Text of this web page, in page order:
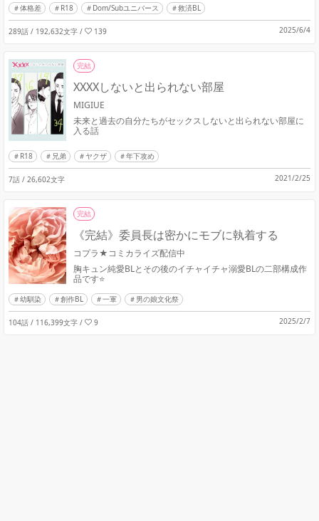
体格差 R18 Dom/Subユニバース 救済BL
289話 / 192,632文字 / 139 2025/6/4
完結
XXXXしないと出られない部屋
MIGIUE
未来と過去の自分たちがセックスしないと出られない部屋に
入る話
R18 兄弟 ヤクザ 年下攻め
7話 / 26,602文字 2021/2/25
完結
《完結》委員長は密かにモブに執着する
コプラ★コミカライズ配信中
胸キュン純愛BLとその後のイチャイチャ溺愛BLの二部構成作
品です⭐️
幼馴染 創作BL 一軍 男の娘文化祭
104話 / 116,399文字 / 9 2025/2/7